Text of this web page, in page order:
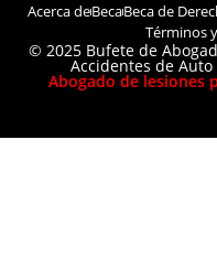
Acerca deBecaBeca de
Términos
© 2025 Bufete de
Accidentes de
Abogado de lesiones